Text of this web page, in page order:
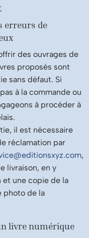
erreurs de
des ouvrages de
proposés sont
sans défaut. Si
à la commande ou
à procéder à
il est nécessaire
réclamation par
,
livraison, en y
et une copie de la
photo de la
livre numérique